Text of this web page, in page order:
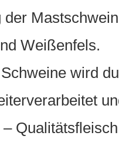
der
Weißenfels.
wird
–